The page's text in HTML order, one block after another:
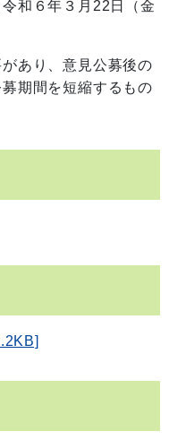
和６年３月22日（金
あり、意見公募後の
期間を短縮するもの